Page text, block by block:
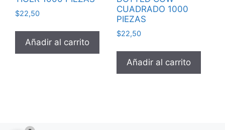
$22,50
Añadir al carrito
CUADRADO 1000
PIEZAS
$22,50
Añadir al carrito